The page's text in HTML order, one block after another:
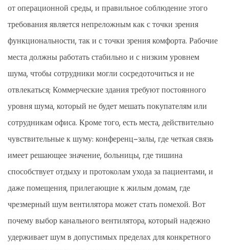
от операционной среды, и правильное соблюдение этого
требования является непреложным как с точки зрения
функциональности, так и с точки зрения комфорта. Рабочие
места должны работать стабильно и с низким уровнем
шума, чтобы сотрудники могли сосредоточиться и не
отвлекаться; Коммерческие здания требуют постоянного
уровня шума, который не будет мешать покупателям или
сотрудникам офиса. Кроме того, есть места, действительно
чувствительные к шуму: конференц-залы, где четкая связь
имеет решающее значение, больницы, где тишина
способствует отдыху и протоколам ухода за пациентами, и
даже помещения, прилегающие к жилым домам, где
чрезмерный шум вентилятора может стать помехой. Вот
почему выбор канального вентилятора, который надежно
удерживает шум в допустимых пределах для конкретного